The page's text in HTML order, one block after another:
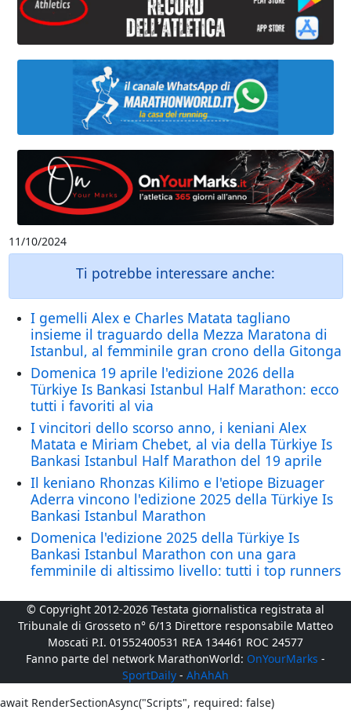
11/10/2024
Ti potrebbe interessare anche:
I gemelli Alex e Charles Matata tagliano
insieme il traguardo della Mezza Maratona di
Istanbul, al femminile gran crono della Gitonga
Domenica 19 aprile l'edizione 2026 della
Türkiye Is Bankasi Istanbul Half Marathon: ecco
tutti i favoriti al via
I vincitori dello scorso anno, i keniani Alex
Matata e Miriam Chebet, al via della Türkiye Is
Bankasi Istanbul Half Marathon del 19 aprile
Il keniano Rhonzas Kilimo e l'etiope Bizuager
Aderra vincono l'edizione 2025 della Türkiye Is
Bankasi Istanbul Marathon
Domenica l'edizione 2025 della Türkiye Is
Bankasi Istanbul Marathon con una gara
femminile di altissimo livello: tutti i top runners
© Copyright 2012-2026 Testata giornalistica registrata al
Tribunale di Grosseto n° 6/13 Direttore responsabile Matteo
Moscati P.I. 01552400531 REA 134461 ROC 24577
Fanno parte del network MarathonWorld: OnYourMarks -
SportDaily - AhAhAh
await RenderSectionAsync("Scripts", required: false)